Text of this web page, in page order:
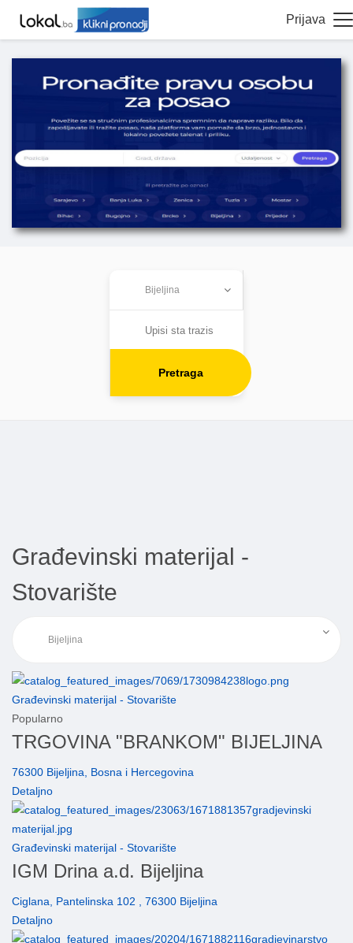
Prijava
Pretraga
Građevinski materijal -
Stovarište
Građevinski materijal - Stovarište
Popularno
TRGOVINA "BRANKOM" BIJELJINA
76300 Bijeljina, Bosna i Hercegovina
Detaljno
Građevinski materijal - Stovarište
IGM Drina a.d. Bijeljina
Ciglana, Pantelinska 102 , 76300 Bijeljina
Detaljno